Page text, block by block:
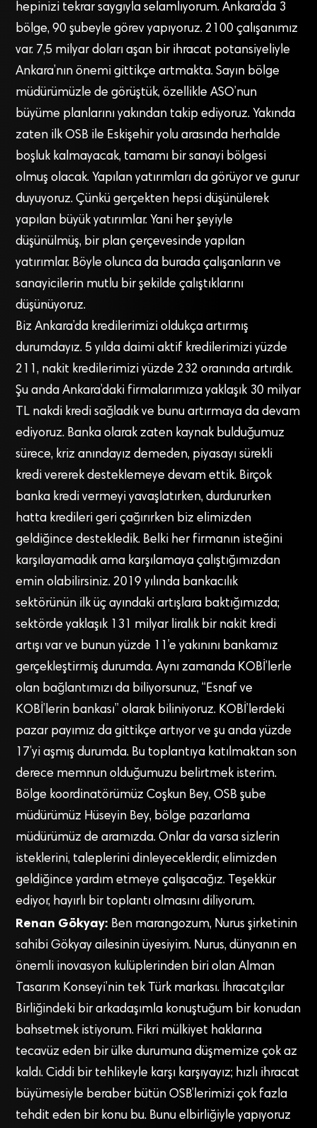
hepinizi tekrar saygıyla selamlıyorum. Ankara’da 3
bölge, 90 şubeyle görev yapıyoruz. 2100 çalışanımız
var. 7,5 milyar doları aşan bir ihracat potansiyeliyle
Ankara’nın önemi gittikçe artmakta. Sayın bölge
müdürümüzle de görüştük, özellikle ASO’nun
büyüme planlarını yakından takip ediyoruz. Yakında
zaten ilk OSB ile Eskişehir yolu arasında herhalde
boşluk kalmayacak, tamamı bir sanayi bölgesi
olmuş olacak. Yapılan yatırımları da görüyor ve gurur
duyuyoruz. Çünkü gerçekten hepsi düşünülerek
yapılan büyük yatırımlar. Yani her şeyiyle
düşünülmüş, bir plan çerçevesinde yapılan
yatırımlar. Böyle olunca da burada çalışanların ve
sanayicilerin mutlu bir şekilde çalıştıklarını
düşünüyoruz.
Biz Ankara’da kredilerimizi oldukça artırmış
durumdayız. 5 yılda daimi aktif kredilerimizi yüzde
211, nakit kredilerimizi yüzde 232 oranında artırdık.
Şu anda Ankara’daki firmalarımıza yaklaşık 30 milyar
TL nakdi kredi sağladık ve bunu artırmaya da devam
ediyoruz. Banka olarak zaten kaynak bulduğumuz
sürece, kriz anındayız demeden, piyasayı sürekli
kredi vererek desteklemeye devam ettik. Birçok
banka kredi vermeyi yavaşlatırken, durdururken
hatta kredileri geri çağırırken biz elimizden
geldiğince destekledik. Belki her firmanın isteğini
karşılayamadık ama karşılamaya çalıştığımızdan
emin olabilirsiniz. 2019 yılında bankacılık
sektörünün ilk üç ayındaki artışlara baktığımızda;
sektörde yaklaşık 131 milyar liralık bir nakit kredi
artışı var ve bunun yüzde 11’e yakınını bankamız
gerçekleştirmiş durumda. Aynı zamanda KOBİ’lerle
olan bağlantımızı da biliyorsunuz, “Esnaf ve
KOBİ’lerin bankası” olarak biliniyoruz. KOBİ’lerdeki
pazar payımız da gittikçe artıyor ve şu anda yüzde
17’yi aşmış durumda. Bu toplantıya katılmaktan son
derece memnun olduğumuzu belirtmek isterim.
Bölge koordinatörümüz Coşkun Bey, OSB şube
müdürümüz Hüseyin Bey, bölge pazarlama
müdürümüz de aramızda. Onlar da varsa sizlerin
isteklerini, taleplerini dinleyeceklerdir, elimizden
geldiğince yardım etmeye çalışacağız. Teşekkür
ediyor, hayırlı bir toplantı olmasını diliyorum.
Renan Gökyay: Ben marangozum, Nurus şirketinin
sahibi Gökyay ailesinin üyesiyim. Nurus, dünyanın en
önemli inovasyon kulüplerinden biri olan Alman
Tasarım Konseyi’nin tek Türk markası. İhracatçılar
Birliğindeki bir arkadaşımla konuştuğum bir konudan
bahsetmek istiyorum. Fikri mülkiyet haklarına
tecavüz eden bir ülke durumuna düşmemize çok az
kaldı. Ciddi bir tehlikeyle karşı karşıyayız; hızlı ihracat
büyümesiyle beraber bütün OSB’lerimizi çok fazla
tehdit eden bir konu bu. Bunu elbirliğiyle yapıyoruz